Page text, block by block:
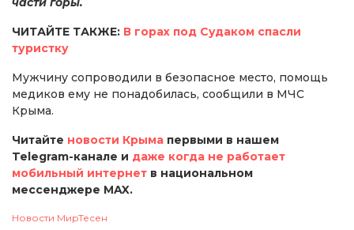
ЧИТАЙТЕ ТАКЖЕ: В горах под Судаком спасли
туристку
Мужчину сопроводили в безопасное место, помощь
медиков ему не понадобилась, сообщили в МЧС
Крыма.
Читайте новости Крыма первыми в нашем
Telegram-канале и даже когда не работает
мобильный интернет в национальном
мессенджере MAX.
Новости МирТесен